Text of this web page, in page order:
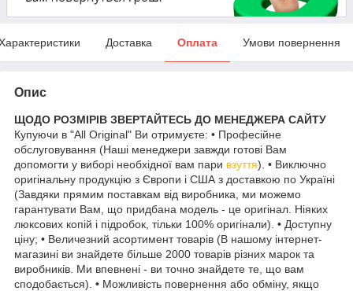
Доставка Оплата Умови повернення
Опис
ЩОДО РОЗМІРІВ ЗВЕРТАЙТЕСЬ ДО МЕНЕДЖЕРА САЙТУ
Купуючи в "All Original" Ви отримуєте: • Професійне
обслуговування (Наші менеджери завжди готові Вам
допомогти у виборі необхідної вам пари взуття). • Виключно
оригінальну продукцію з Європи і США з доставкою по Україні
(Завдяки прямим поставкам від виробника, ми можемо
гарантувати Вам, що придбана модель - це оригінал. Ніяких
люксових копій і підробок, тільки 100% оригінали). • Доступну
ціну; • Величезний асортимент товарів (В нашому інтернет-
магазині ви знайдете більше 2000 товарів різних марок та
виробників. Ми впевнені - ви точно знайдете те, що вам
сподобається). • Можливість повернення або обміну, якщо